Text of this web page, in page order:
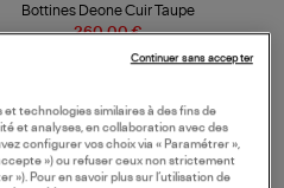
260,00 €
Bottines Deone Cuir Taupe
VUS
technologies similaires à des fins de
et analyses, en collaboration avec des
configurer vos choix via « Paramétrer »,
») ou refuser ceux non strictement
»). Pour en savoir plus sur l’utilisation de
Continuer sans accepter